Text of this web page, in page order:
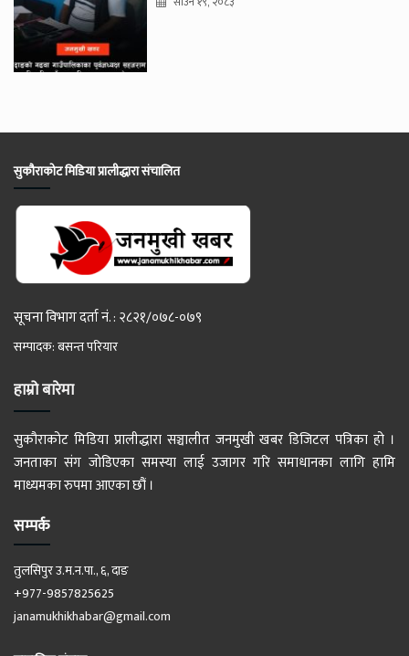
सुकौराकोट मिडिया प्रालीद्धारा संचालित
सूचना विभाग दर्ता नं. : २८२१/०७८-०७९
सम्पादक: बसन्त परियार
हाम्रो बारेमा
सुकौराकोट मिडिया प्रालीद्धारा सञ्चालीत जनमुखी खबर डिजिटल पत्रिका हो ।
जनताका संग जोडिएका समस्या लाई उजागर गरि समाधानका लागि हामि
माध्यमका रुपमा आएका छौं ।
सम्पर्क
तुलसिपुर उ.म.न.पा., ६, दाङ
+977-9857825625
janamukhikhabar@gmail.com